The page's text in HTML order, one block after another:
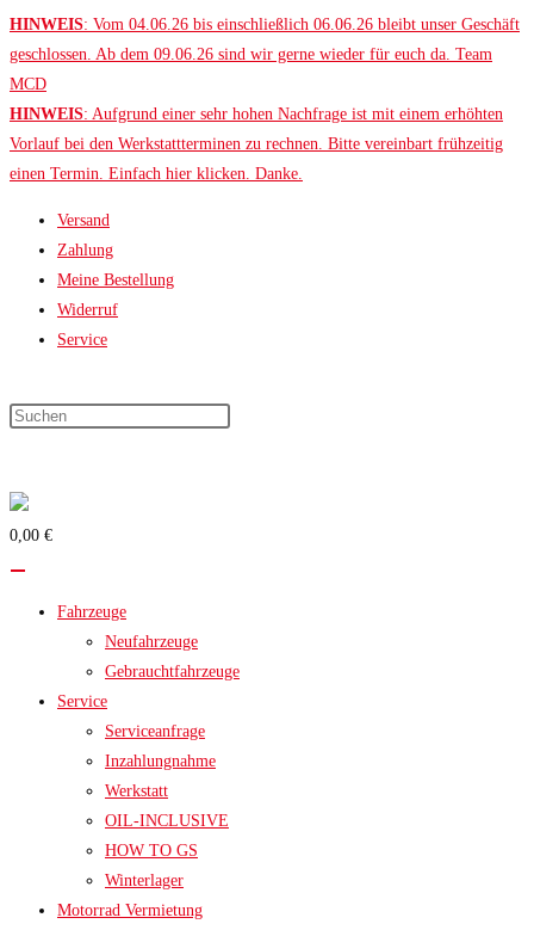
Zum
Inhalt
springen
HINWEIS: Vom 04.06.26 bis einschließlich 06.06.26 bleibt unser Geschäft
geschlossen. Ab dem 09.06.26 sind wir gerne wieder für euch da. Team
MCD
HINWEIS: Aufgrund einer sehr hohen Nachfrage ist mit einem erhöhten
Vorlauf bei den Werkstattterminen zu rechnen. Bitte vereinbart frühzeitig
einen Termin. Einfach hier klicken. Danke.
Versand
Zahlung
Meine Bestellung
Widerruf
Service
0,00 €
Fahrzeuge
Neufahrzeuge
Gebrauchtfahrzeuge
Service
Serviceanfrage
Inzahlungnahme
Werkstatt
OIL-INCLUSIVE
HOW TO GS
Winterlager
Motorrad Vermietung